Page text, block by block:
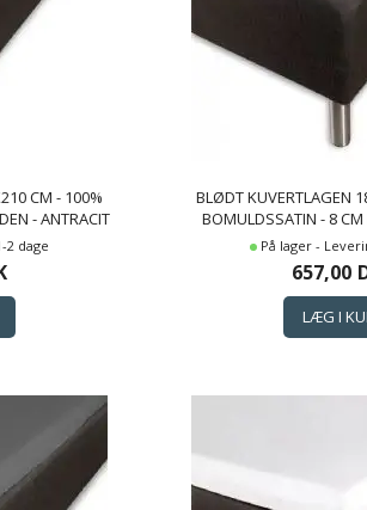
CM - 100%
- ANTRACIT
- BORÅS
LAGEN
2 dage
BLØDT KUVERTLAGEN
BOMULDSSATIN - 8
LAGEN TIL
CLOUD SATIN
På lager -
657,00